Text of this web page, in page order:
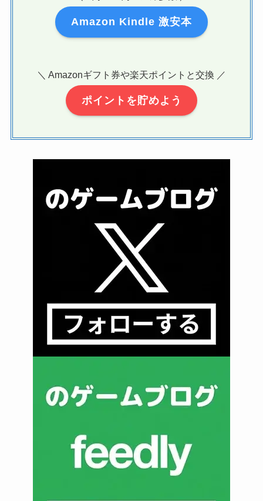
Amazon Kindle 激安本
＼ Amazonギフト券や楽天ポイントと交換 ／
ポイントを貯めよう